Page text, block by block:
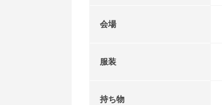
会場
服装
持ち物